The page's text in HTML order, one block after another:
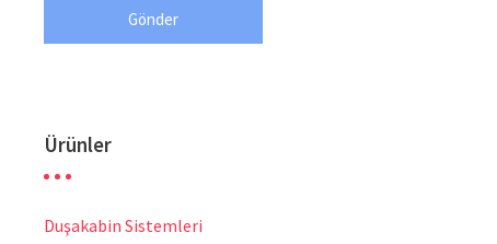
Ürünler
Duşakabin Sistemleri